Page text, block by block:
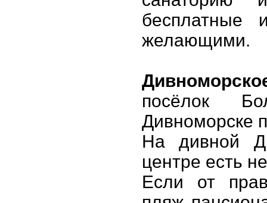
бесплатные
желающими.
посёлок
Дивноморске
На дивной
центре есть
Если от